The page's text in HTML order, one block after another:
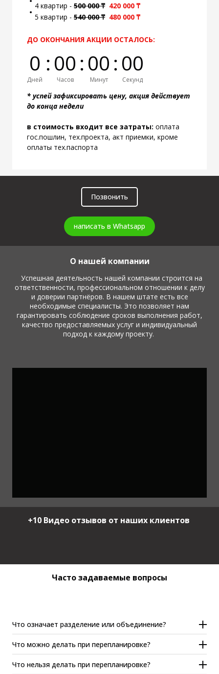
4 квартир - 500 000 ₸ 420 000 ₸
5 квартир - 540 000 ₸ 480 000 ₸
ДО ОКОНЧАНИЯ АКЦИИ ОСТАЛОСЬ:
0
Дней
: 00
Часов
: 00
Минут
: 00
Секунд
* успей зафиксировать цену, акция действует
до конца недели
в стоимость входит все затраты: оплата
гос.пошлин, тех.проекта, акт приемки, кроме
оплаты тех.паспорта
Позвонить
написать в Whatsapp
О нашей компании
Успешная деятельность нашей компании строится на
ответственности, профессиональном отношении к делу
и доверии партнёров. В нашем штате есть все
необходимые специалисты. Это позволяет нам
гарантировать соблюдение сроков выполнения работ,
качество предоставляемых услуг и индивидуальный
подход к каждому проекту.
+10 Видео отзывов от наших клиентов
Часто задаваемые вопросы
Что означает разделение или объединение?
Когда площадь позволяет из одной квартиры сделали
2 квартиры. По нормативу в каждой жилой комнате и
кухне должно быть окно (естественный свет).
2 квартиры объединили в одну. Как правило один из
Что можно делать при перепланировке?
разделять большую жилую комнату на два жилых
сносить стену между залом и кухней
Что нельзя делать при перепланировке?